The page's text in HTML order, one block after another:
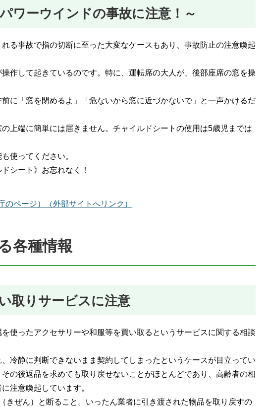
ワーウインドの事故に注意！～
る事故で指の切断に至った大変なケースもあり、事故防止の注意喚起
作して起きているのです。特に、運転席の大人が、後部座席の窓を操
に「窓を閉めるよ」「危ないから窓に近づかないで」と一声かけるだ
上端に簡単には届きません。チャイルドシートの使用は5歳児までは
使ってください。
シート》お忘れなく！
ページ）（外部サイトへリンク）
各種情報
取りサービスに注意
使ったアクセサリーや和服等を買い取るというサービスに関する相談
冷静に判断できないまま契約してしまったというケースが目立ってい
の後返品を求めても取り戻せないことがほとんどであり、高齢者の相
注意喚起しています。
きぜん）と断ること。いったん業者に引き渡された物品を取り戻すの